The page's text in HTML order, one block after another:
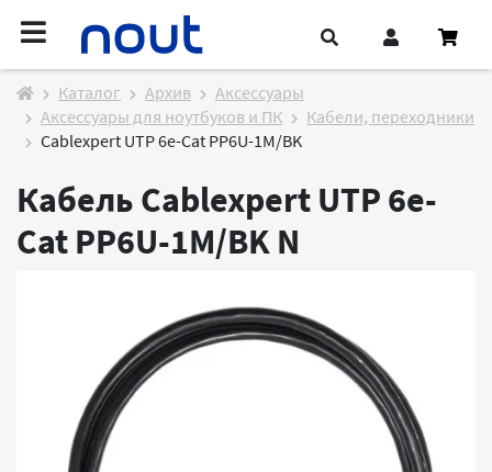
Каталог Архив
Аксессуары
Аксессуары для ноутбуков и ПК
Кабели, переходники
Cablexpert UTP 6e-Cat PP6U-1M/BK
Кабель Cablexpert UTP 6e-
Cat PP6U-1M/BK N